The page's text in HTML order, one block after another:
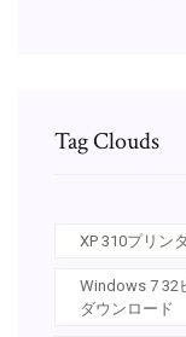
Tag Clouds
XP 310プリン
Windows 7 32
ダウンロード